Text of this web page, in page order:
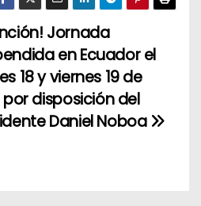
Jornada
en Ecuador el
18 y viernes 19 de
por disposición del
Daniel Noboa